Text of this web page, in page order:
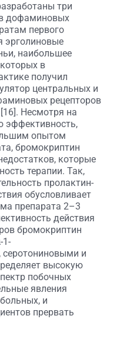
три
дофаминовых
первого
эрголиновые
наибольшее
в
получил
центральных и
рецепторов
Несмотря на
эффективность,
опытом
бромокриптин
которые
терапии. Так,
пролактин-
обусловливает
препарата 2–3
действия
бромокриптин
1-
серотониновыми и
высокую
побочных
явления
и
прервать